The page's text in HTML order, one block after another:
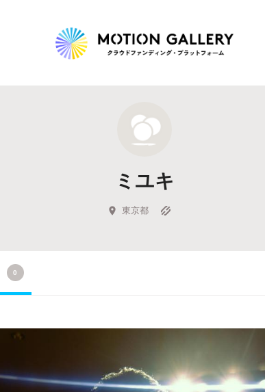
新着プロジェクト
Feature
キュレーターから探す
ミユキ
東京都
0